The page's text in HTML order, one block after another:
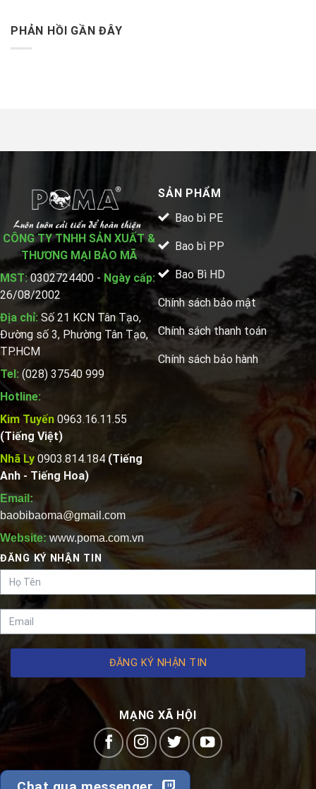
PHẢN HỒI GẦN ĐÂY
CÔNG TY TNHH SẢN XUẤT &
THƯƠNG MẠI BẢO MÃ
MST:0302724400 - Ngày cấp:
26/08/2002
Địa chỉ: Số 21 KCN Tân Tạo,
Đường số 3, Phường Tân Tạo,
TP.HCM
Tel: (028) 37540 999
Hotline:
Kim Tuyến 0963.16.11.55
(Tiếng Việt)
Nhã Ly 0903.814.184 (Tiếng
Anh - Tiếng Hoa)
Email:
baobibaoma@gmail.com
Website:www.poma.com.vn
SẢN PHẨM
Bao bì PE
Bao bì PP
Bao Bì HD
Chính sách bảo mật
Chính sách thanh toán
Chính sách bảo hành
ĐĂNG KÝ NHẬN TIN
ĐĂNG KÝ NHẬN TIN
MẠNG XÃ HỘI